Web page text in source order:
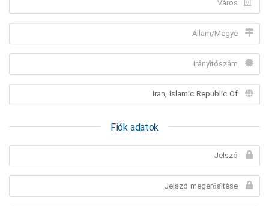
Fiók adatok